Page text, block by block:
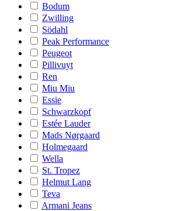
Bodum
Zwilling
Södahl
Peak Performance
Peugeot
Pillivuyt
Ren
Miu Miu
Essie
Schwarzkopf
Estée Lauder
Mads Nørgaard
Holmegaard
Wella
St. Tropez
Helmut Lang
Teva
Armani Jeans